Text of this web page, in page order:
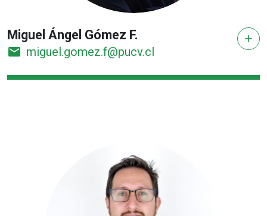
Miguel Ángel Gómez F.
email miguel.gomez.f@pucv.cl
add